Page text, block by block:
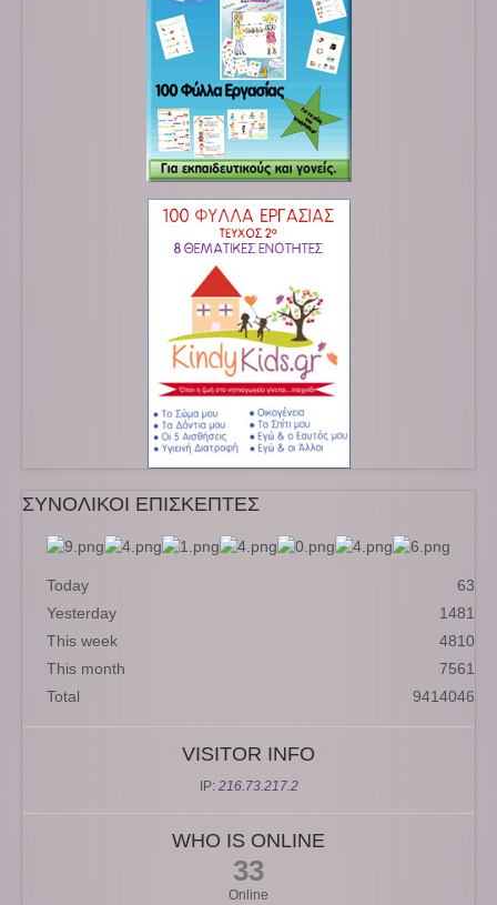
ΣΥΝΟΛΙΚΟΙ ΕΠΙΣΚΕΠΤΕΣ
Today
63
Yesterday
1481
This week
4810
This month
7561
Total
9414046
VISITOR INFO
IP: 216.73.217.2
WHO IS ONLINE
33
Online